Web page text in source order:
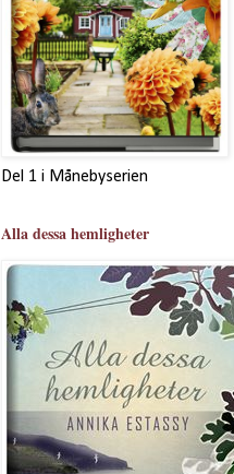
Del 1 i Månebyserien
Alla dessa hemligheter